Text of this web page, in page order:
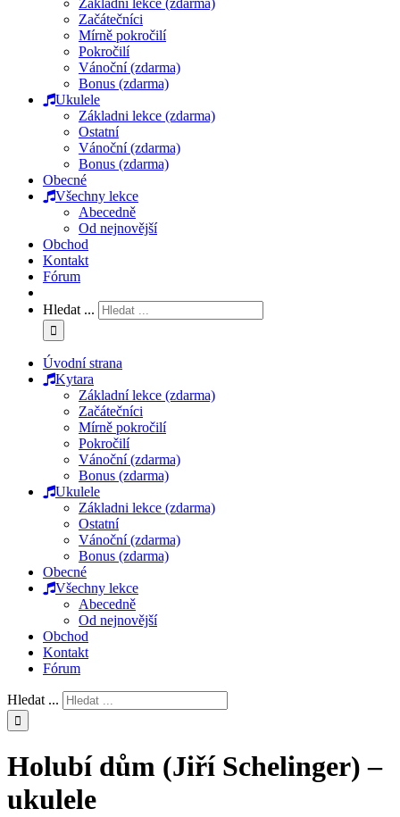
Základní lekce (zdarma)
Začátečníci
Mírně pokročilí
Pokročilí
Vánoční (zdarma)
Bonus (zdarma)
Ukulele
Základni lekce (zdarma)
Ostatní
Vánoční (zdarma)
Bonus (zdarma)
Obecné
Všechny lekce
Abecedně
Od nejnovější
Obchod
Kontakt
Fórum
Hledat ...
Úvodní strana
Kytara
Základní lekce (zdarma)
Začátečníci
Mírně pokročilí
Pokročilí
Vánoční (zdarma)
Bonus (zdarma)
Ukulele
Základni lekce (zdarma)
Ostatní
Vánoční (zdarma)
Bonus (zdarma)
Obecné
Všechny lekce
Abecedně
Od nejnovější
Obchod
Kontakt
Fórum
Hledat ...
Holubí dům (Jiří Schelinger) –
ukulele